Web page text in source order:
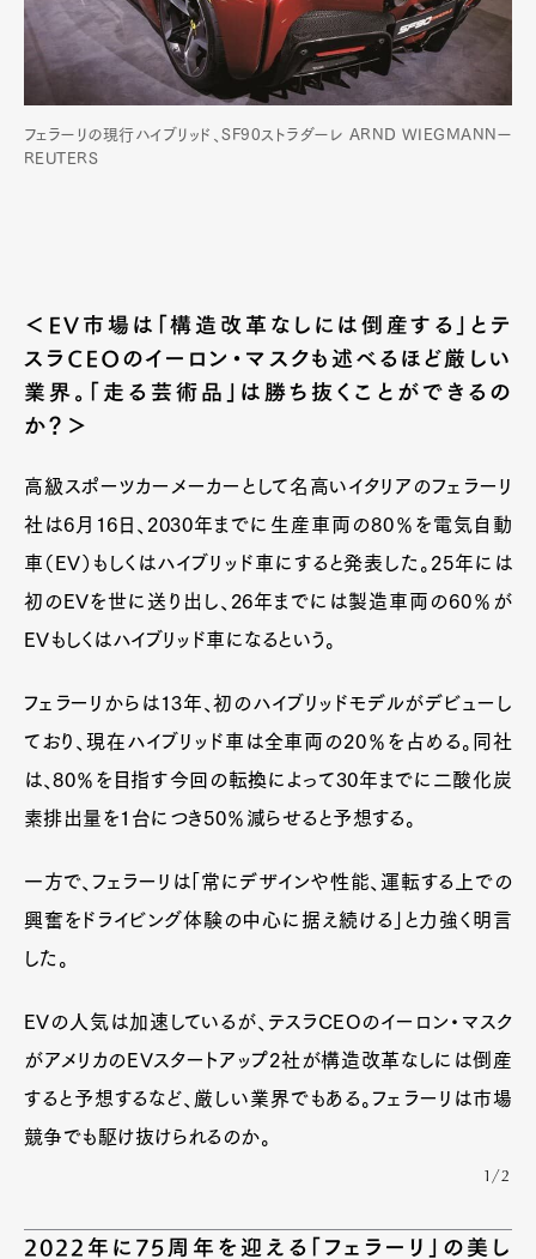
フェラーリの現行ハイブリッド、SF90ストラダーレ ARND WIEGMANNー
REUTERS
＜EV市場は「構造改革なしには倒産する」とテ
スラCEOのイーロン・マスクも述べるほど厳しい
業界。「走る芸術品」は勝ち抜くことができるの
か？＞
高級スポーツカーメーカーとして名高いイタリアのフェラーリ
社は6月16日、2030年までに生産車両の80％を電気自動
車（EV）もしくはハイブリッド車にすると発表した。25年には
初のEVを世に送り出し、26年までには製造車両の60％が
EVもしくはハイブリッド車になるという。
フェラーリからは13年、初のハイブリッドモデルがデビューし
ており、現在ハイブリッド車は全車両の20％を占める。同社
は、80％を目指す今回の転換によって30年までに二酸化炭
素排出量を1台につき50％減らせると予想する。
一方で、フェラーリは「常にデザインや性能、運転する上での
興奮をドライビング体験の中心に据え続ける」と力強く明言
した。
EVの人気は加速しているが、テスラCEOのイーロン・マスク
がアメリカのEVスタートアップ2社が構造改革なしには倒産
すると予想するなど、厳しい業界でもある。フェラーリは市場
競争でも駆け抜けられるのか。
1/2
2022年に75周年を迎える「フェラーリ」の美し